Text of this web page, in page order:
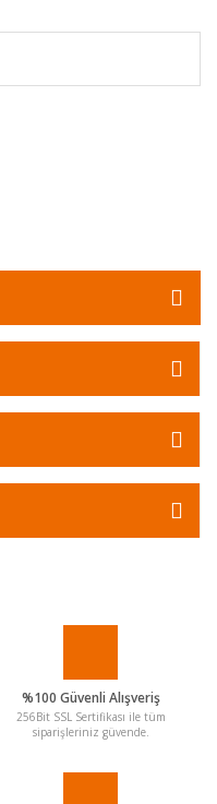
%100 Güvenli Alışveriş
256Bit SSL Sertifikası ile tüm
siparişleriniz güvende.